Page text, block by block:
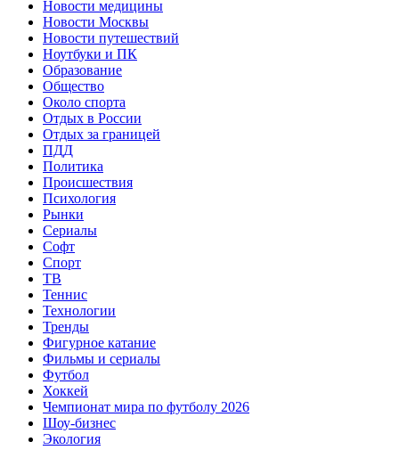
Новости медицины
Новости Москвы
Новости путешествий
Ноутбуки и ПК
Образование
Общество
Около спорта
Отдых в России
Отдых за границей
ПДД
Политика
Происшествия
Психология
Рынки
Сериалы
Софт
Спорт
ТВ
Теннис
Технологии
Тренды
Фигурное катание
Фильмы и сериалы
Футбол
Хоккей
Чемпионат мира по футболу 2026
Шоу-бизнес
Экология